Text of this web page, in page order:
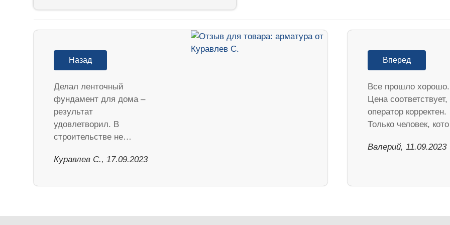
Назад
Делал ленточный
фундамент для дома –
результат
удовлетворил. В
строительстве не…
Куравлев С., 17.09.2023
Вперед
Все прошло хорошо.
Цена соответствует,
оператор корректен.
Только человек,
Валерий, 11.09.2023